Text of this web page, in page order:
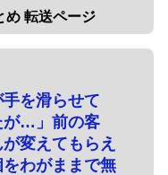
め 転送ページ
を滑らせて
が…」前の客
変えてもらえ
わがままで無